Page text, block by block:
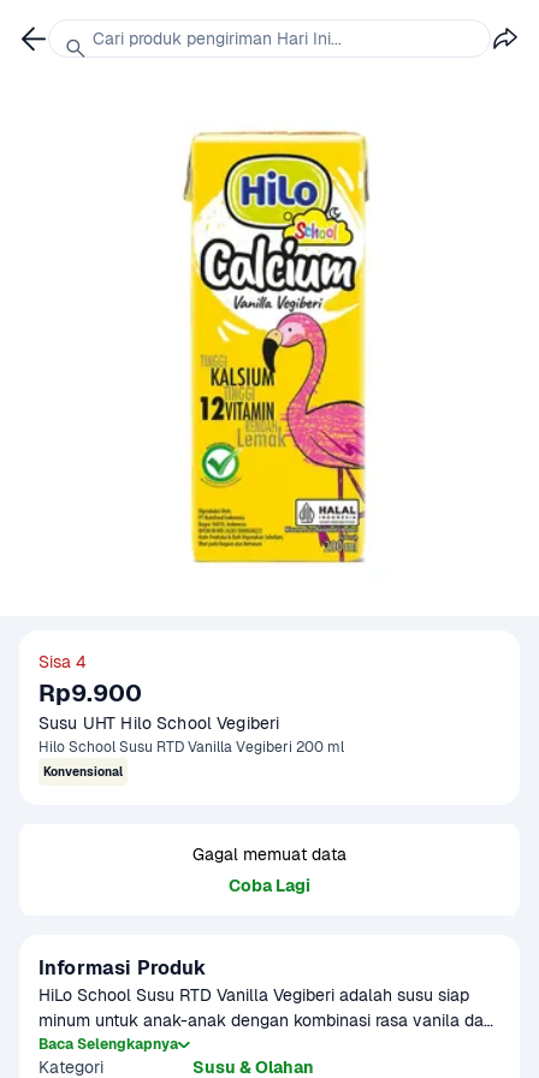
Sisa 4
Rp9.900
Susu UHT Hilo School Vegiberi
Hilo School Susu RTD Vanilla Vegiberi 200 ml
Konvensional
Gagal memuat data
Coba Lagi
Informasi Produk
HiLo School Susu RTD Vanilla Vegiberi adalah susu siap
minum untuk anak-anak dengan kombinasi rasa vanila dan
buah beri yang lezat. Diperkaya 12 vitamin, 5 mineral, dan
kalsium tinggi, susu ini mendukung tumbuh kembang anak
Baca Selengkapnya
Kategori Susu & Olahan
Cari produk pengiriman Hari Ini...